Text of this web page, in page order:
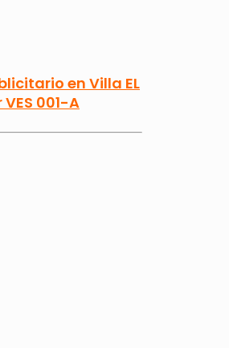
en Villa EL
001-A